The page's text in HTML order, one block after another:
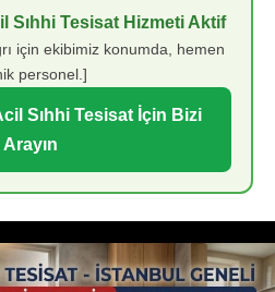
Sıhhi Tesisat Hizmeti Aktif
için ekibimiz konumda, hemen
personel.]
Sıhhi Tesisat İçin Bizi
Arayın